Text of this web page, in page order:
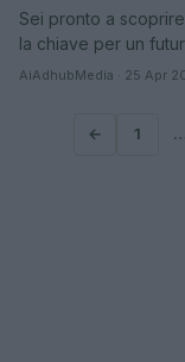
Sei pronto a
la chiave per un
AiAdhubMedia · 25 Apr
← 1 …